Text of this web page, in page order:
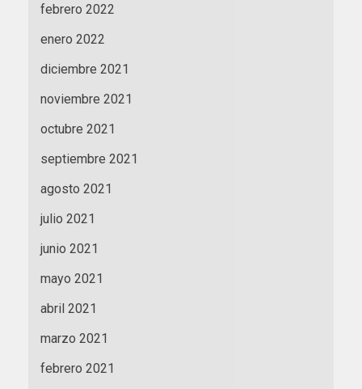
febrero 2022
enero 2022
diciembre 2021
noviembre 2021
octubre 2021
septiembre 2021
agosto 2021
julio 2021
junio 2021
mayo 2021
abril 2021
marzo 2021
febrero 2021